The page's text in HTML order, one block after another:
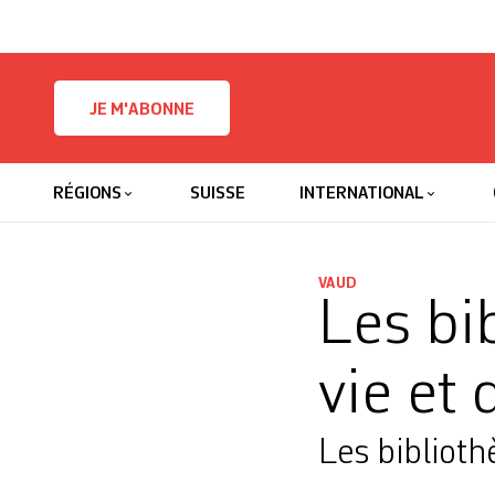
JE M'ABONNE
RÉGIONS SUISSE INTERNATIONAL
VAUD
Les
vie et
Les